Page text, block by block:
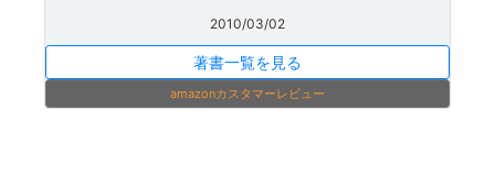
2010/03/02
著書一覧を見る
amazonカスタマーレビュー